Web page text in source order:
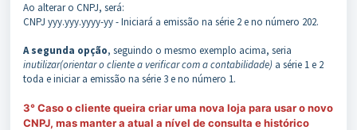
Ao alterar o CNPJ, será:
CNPJ yyy.yyy.yyyy-yy - Iniciará a emissão na série 2 e no número 202.
A segunda opção, seguindo o mesmo exemplo acima, seria
inutilizar(orientar o cliente a verificar com a contabilidade) a série 1 e 2
toda e iniciar a emissão na série 3 e no número 1.
3° Caso o cliente queira criar uma nova loja para usar o novo
CNPJ, mas manter a atual a nível de consulta e histórico